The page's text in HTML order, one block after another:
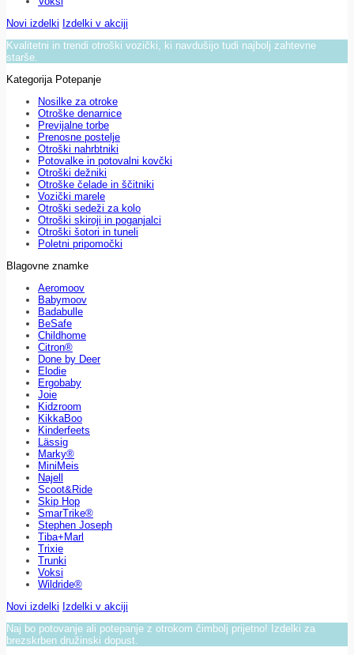
Novi izdelki Izdelki v akciji
Kvalitetni in trendi otroški vozički, ki navdušijo tudi najbolj zahtevne
starše.
Kategorija Potepanje
Nosilke za otroke
Otroške denarnice
Previjalne torbe
Prenosne postelje
Otroški nahrbtniki
Potovalke in potovalni kovčki
Otroški dežniki
Otroške čelade in ščitniki
Vozički marele
Otroški sedeži za kolo
Otroški skiroji in poganjalci
Otroški šotori in tuneli
Poletni pripomočki
Blagovne znamke
Aeromoov
Babymoov
Badabulle
BeSafe
Childhome
Citron®
Done by Deer
Elodie
Ergobaby
Joie
Kidzroom
KikkaBoo
Kinderfeets
Lässig
Marky®
MiniMeis
Najell
Scoot&Ride
Skip Hop
SmarTrike®
Stephen Joseph
Tiba+Marl
Trixie
Trunki
Voksi
Wildride®
Novi izdelki Izdelki v akciji
Naj bo potovanje ali potepanje z otrokom čimbolj prijetno! Izdelki za
brezskrben družinski dopust.